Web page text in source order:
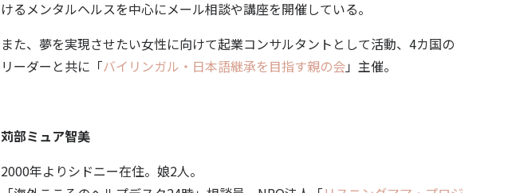
けるメンタルヘルスを中心にメール相談や講座を開催している。
また、夢を実現させたい女性に向けて起業コンサルタントとして活動、4カ国の
リーダーと共に「バイリンガル・日本語継承を目指す親の会」主催。
​苅部ミュア智美
2000年よりシドニー在住。娘2人。